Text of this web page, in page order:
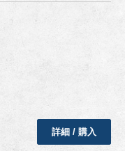
詳細 / 購入